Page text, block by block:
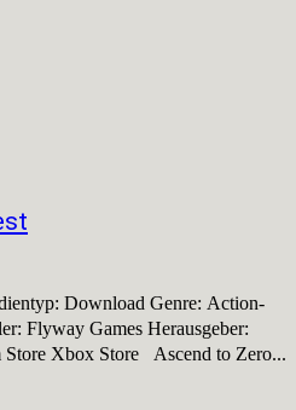
Download Genre: Action-
Flyway Games Herausgeber:
Flyway Games, Krafton Steam Store Xbox Store Ascend to Zero...